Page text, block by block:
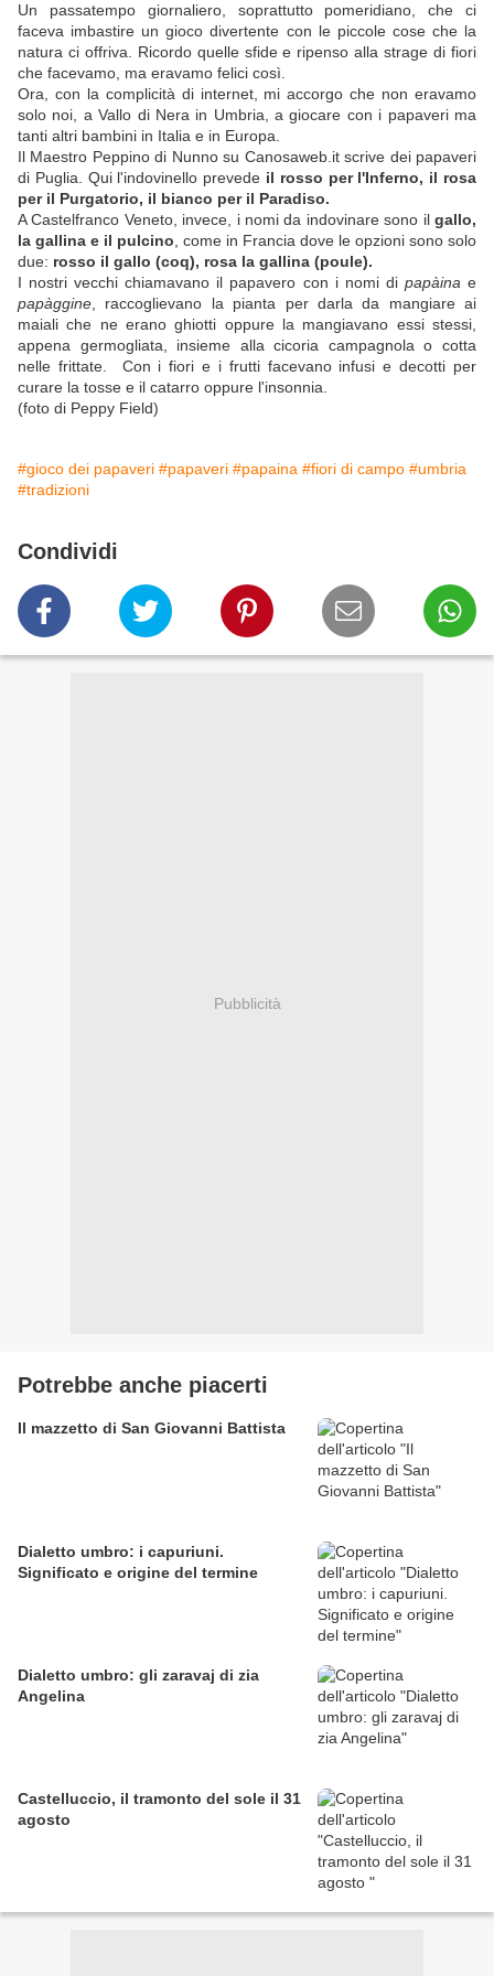
Un passatempo giornaliero, soprattutto pomeridiano, che ci
faceva imbastire un gioco divertente con le piccole cose che la
natura ci offriva. Ricordo quelle sfide e ripenso alla strage di fiori
che facevamo, ma eravamo felici così.
Ora, con la complicità di internet, mi accorgo che non eravamo
solo noi, a Vallo di Nera in Umbria, a giocare con i papaveri ma
tanti altri bambini in Italia e in Europa.
Il Maestro Peppino di Nunno su Canosaweb.it scrive dei papaveri
di Puglia. Qui l'indovinello prevede il rosso per l'Inferno, il rosa
per il Purgatorio, il bianco per il Paradiso.
A Castelfranco Veneto, invece, i nomi da indovinare sono ilgallo,
la gallina e il pulcino , come in Francia dove le opzioni sono solo
due: rosso il gallo (coq), rosa la gallina (poule).
I nostri vecchi chiamavano il papavero con i nomi di papàina e
papàggine , raccoglievano la pianta per darla da mangiare ai
maiali che ne erano ghiotti oppure la mangiavano essi stessi,
appena germogliata, insieme alla cicoria campagnola o cotta
nelle frittate. Con i fiori e i frutti facevano infusi e decotti per
curare la tosse e il catarro oppure l'insonnia.
(foto di Peppy Field)
#gioco dei papaveri #papaveri #papaina #fiori di campo #umbria
#tradizioni
Condividi
Pubblicità
Potrebbe anche piacerti
Il mazzetto di San Giovanni Battista
Dialetto umbro: i capuriuni.
Significato e origine del termine
Dialetto umbro: gli zaravaj di zia
Angelina
Castelluccio, il tramonto del sole il 31
agosto